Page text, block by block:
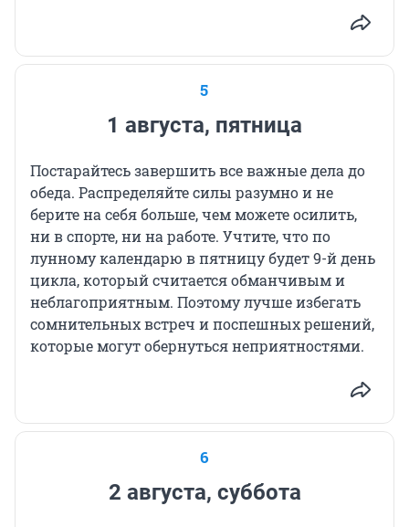
5
1 августа, пятница
Постарайтесь завершить все важные дела до
обеда. Распределяйте силы разумно и не
берите на себя больше, чем можете осилить,
ни в спорте, ни на работе. Учтите, что по
лунному календарю в пятницу будет 9-й день
цикла, который считается обманчивым и
неблагоприятным. Поэтому лучше избегать
сомнительных встреч и поспешных решений,
которые могут обернуться неприятностями.
6
2 августа, суббота